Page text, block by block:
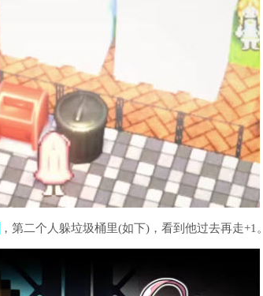
，第二个人躲垃圾桶里(如下)，看到他过去再走+1。